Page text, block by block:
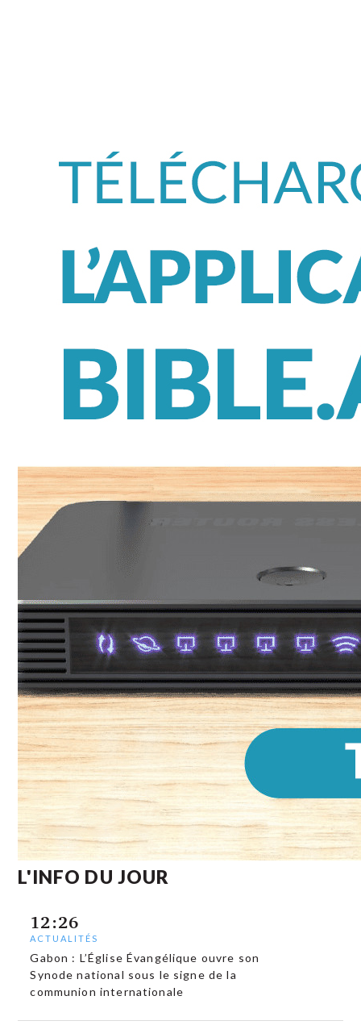
L'INFO DU JOUR
12:26
ACTUALITÉS
Gabon : L’Église Évangélique ouvre son
Synode national sous le signe de la
communion internationale